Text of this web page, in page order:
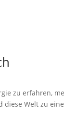
zu erfahren,
diese Welt zu